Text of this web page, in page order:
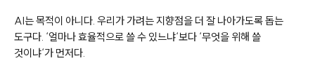
AI는 목적이 아니다. 우리가 가려는 지향점을 더 잘 나아가도록 돕는
도구다. ‘얼마나 효율적으로 쓸 수 있느냐‘보다 ‘무엇을 위해 쓸
것이냐‘가 먼저다.